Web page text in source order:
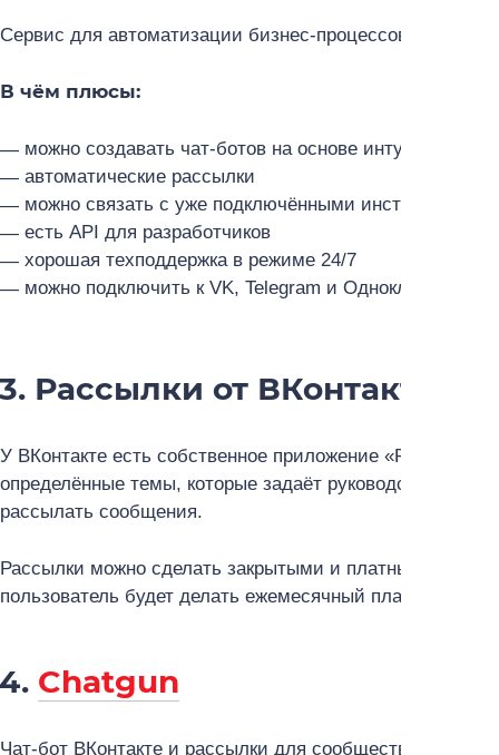
Сервис для автоматизации бизнес-процессов в
В чём плюсы:
можно создавать чат-ботов на основе интуитивно
автоматические рассылки
можно связать с уже подключёнными инструментами
есть API для разработчиков
хорошая техподдержка в режиме 24/7
можно подключить к VK, Telegram и
3. Рассылки от ВКонтакте
У ВКонтакте есть собственное приложение «Рассылки».
определённые темы, которые задаёт руководство
рассылать сообщения.
Рассылки можно сделать закрытыми и платными.
пользователь будет делать ежемесячный платёж.
4. Chatgun
Чат-бот ВКонтакте и рассылки для сообщества. С его